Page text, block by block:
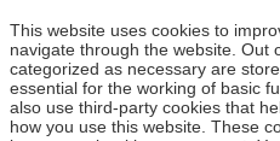
This website uses cookies to
navigate through the website. Out
categorized as necessary are
essential for the working of basic
also use third-party cookies that
how you use this website. These